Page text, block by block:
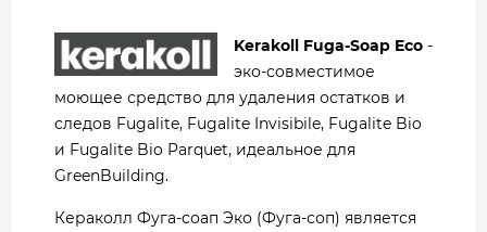
Kerakoll Fuga-Soap Eco -
эко‑совместимое
моющее средство для удаления остатков и
следов Fugalite, Fugalite Invisibile, Fugalite Bio
и Fugalite Bio Parquet, идеальное для
GreenBuilding.
Кераколл Фуга-соап Эко (Фуга-соп) является